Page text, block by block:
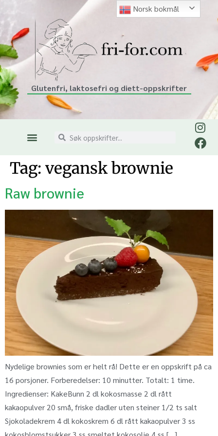
Glutenfri, laktosefri og diett-oppskrifter
Tag: vegansk brownie
Raw brownie
Nydelige brownies som er helt rå! Dette er en oppskrift på ca
16 porsjoner. Forberedelser: 10 minutter. Totalt: 1 time.
Ingredienser: KakeBunn 2 dl kokosmasse 2 dl rått
kakaopulver 20 små, friske dadler uten steiner 1/2 ts salt
Sjokoladekrem 4 dl kokoskrem 6 dl rått kakaopulver 3 ss
Norsk bokmål